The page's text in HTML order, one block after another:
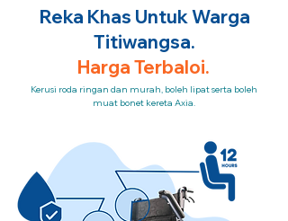
Reka Khas Untuk Warga
Titiwangsa.
Harga Terbaloi.
Kerusi roda ringan dan murah, boleh lipat serta boleh
muat bonet kereta Axia.